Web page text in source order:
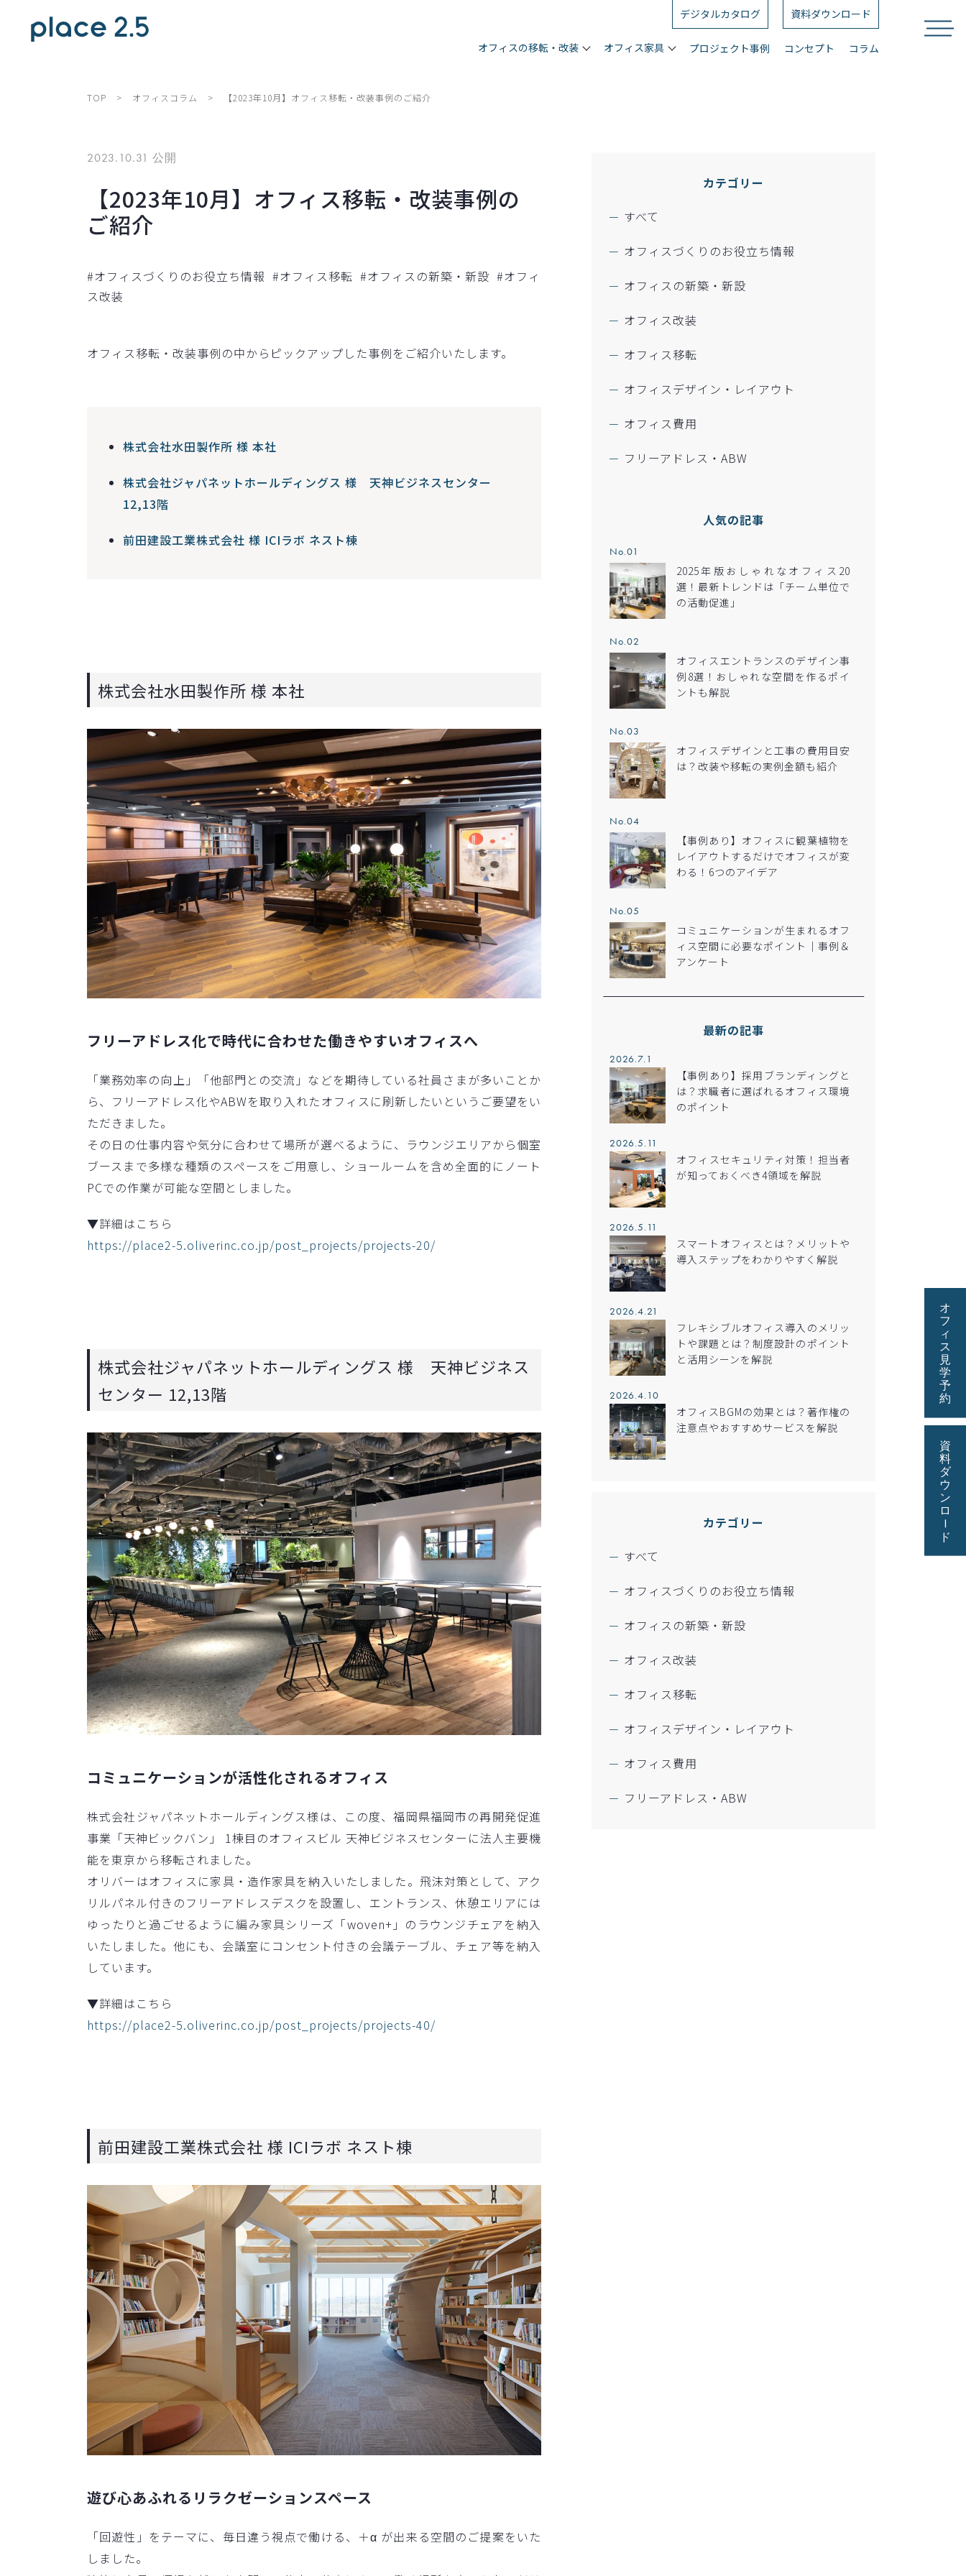
デジタルカタログ 資料ダウンロード
オフィスの移転・改装 オフィス家具 プロジェクト事例 コンセプト コラム
TOP > オフィスコラム > 【2023年10月】オフィス移転・改装事例のご紹介
2023.10.31 公開
【2023年10月】オフィス移転・改装事例の
ご紹介
#オフィスづくりのお役立ち情報 #オフィス移転 #オフィスの新築・新設 #オフィ
ス改装
オフィス移転・改装事例の中からピックアップした事例をご紹介いたします。
株式会社水田製作所 様 本社
株式会社ジャパネットホールディングス 様 天神ビジネスセンター
12,13階​
前田建設工業株式会社 様 ICIラボ ネスト棟
株式会社水田製作所 様 本社
フリーアドレス化で時代に合わせた働きやすいオフィスへ
「業務効率の向上」「他部門との交流」などを期待している社員さまが多いことか
ら、フリーアドレス化やABWを取り入れたオフィスに刷新したいというご要望をい
ただきました。
その日の仕事内容や気分に合わせて場所が選べるように、ラウンジエリアから個室
ブースまで多様な種類のスペースをご用意し、ショールームを含め全面的にノート
PCでの作業が可能な空間としました。
▼詳細はこちら
https://place2-5.oliverinc.co.jp/post_projects/projects-20/
株式会社ジャパネットホールディングス 様 天神ビジネス
センター 12,13階​
コミュニケーションが活性化されるオフィス​
株式会社ジャパネットホールディングス様は、この度、福岡県福岡市の再開発促進
事業「天神ビックバン」 1棟目のオフィスビル 天神ビジネスセンターに法人主要機
能を東京から移転されました。​
オリバーはオフィスに家具・造作家具を納入いたしました。飛沫対策として、アク
リルパネル付きのフリーアドレスデスクを設置し、エントランス、休憩エリアには
ゆったりと過ごせるように編み家具シリーズ「woven+」のラウンジチェアを納入
いたしました。他にも、会議室にコンセント付きの会議テーブル、チェア等を納入
しています。​
▼詳細はこちら
https://place2-5.oliverinc.co.jp/post_projects/projects-40/
前田建設工業株式会社 様 ICIラボ ネスト棟
遊び心あふれるリラクゼーションスペース
「回遊性」をテーマに、毎日違う視点で働ける、＋α が出来る空間のご提案をいた
しました。
カテゴリー
すべて
オフィスづくりのお役立ち情報
オフィスの新築・新設
オフィス改装
オフィス移転
オフィスデザイン・レイアウト
オフィス費用
フリーアドレス・ABW
人気の記事
No.0
2025年版おしゃれなオフィス20
選！最新トレンドは「チーム単位で
の活動促進」
No.0
オフィスエントランスのデザイン事
例8選！おしゃれな空間を作るポイ
ントも解説
No.0
オフィスデザインと工事の費用目安
は？改装や移転の実例金額も紹介
No.0
【事例あり】オフィスに観葉植物を
レイアウトするだけでオフィスが変
わる！6つのアイデア
No.0
コミュニケーションが生まれるオフ
ィス空間に必要なポイント｜事例＆
アンケート
最新の記事
2026.7.1
【事例あり】採用ブランディングと
は？求職者に選ばれるオフィス環境
のポイント
2026.5.11
オフィスセキュリティ対策！担当者
が知っておくべき4領域を解説
2026.5.11
スマートオフィスとは？メリットや
導入ステップをわかりやすく解説
2026.4.21
フレキシブルオフィス導入のメリッ
トや課題とは？制度設計のポイント
と活用シーンを解説
2026.4.10
オフィスBGMの効果とは？著作権の
注意点やおすすめサービスを解説
カテゴリー
すべて
オフィスづくりのお役立ち情報
オフィスの新築・新設
オフィス改装
オフィス移転
オフィスデザイン・レイアウト
オフィス費用
フリーアドレス・ABW